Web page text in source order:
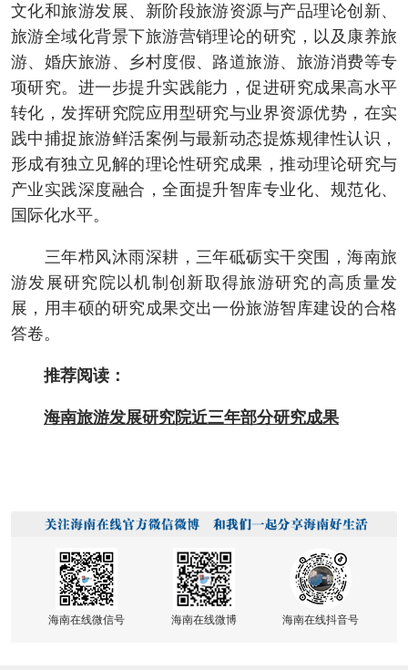
文化和旅游发展、新阶段旅游资源与产品理论创新、
旅游全域化背景下旅游营销理论的研究，以及康养旅
游、婚庆旅游、乡村度假、路道旅游、旅游消费等专
项研究。进一步提升实践能力，促进研究成果高水平
转化，发挥研究院应用型研究与业界资源优势，在实
践中捕捉旅游鲜活案例与最新动态提炼规律性认识，
形成有独立见解的理论性研究成果，推动理论研究与
产业实践深度融合，全面提升智库专业化、规范化、
国际化水平。
三年栉风沐雨深耕，三年砥砺实干突围，海南旅
游发展研究院以机制创新取得旅游研究的高质量发
展，用丰硕的研究成果交出一份旅游智库建设的合格
答卷。
推荐阅读：
海南旅游发展研究院近三年部分研究成果
海南在线微信号 海南在线微博 海南在线抖音号